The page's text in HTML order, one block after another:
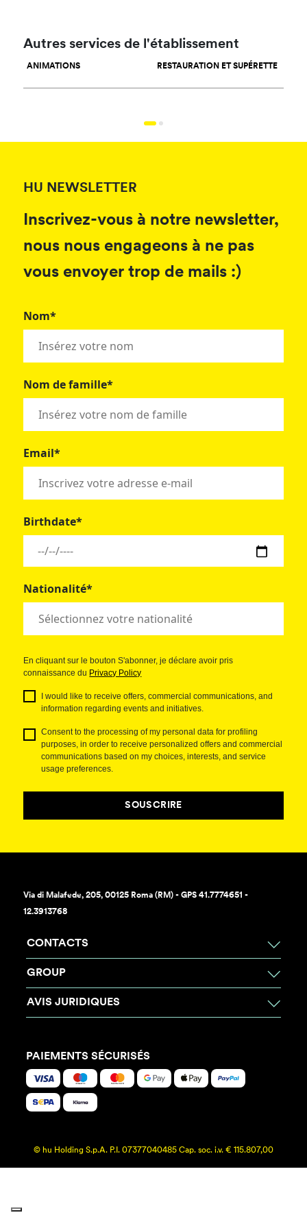
Autres services de l'établissement
ANIMATIONS RESTAURATION ET SUPÉRETTE
HU NEWSLETTER
Inscrivez-vous à notre newsletter,
nous nous engageons à ne pas
vous envoyer trop de mails :)
Nom*
Nom de famille*
Email*
Birthdate*
Nationalité*
En cliquant sur le bouton S'abonner, je déclare avoir pris
connaissance du Privacy Policy
I would like to receive offers, commercial communications, and
information regarding events and initiatives.
Consent to the processing of my personal data for profiling
purposes, in order to receive personalized offers and commercial
communications based on my choices, interests, and service
usage preferences.
SOUSCRIRE
Via di Malafede, 205, 00125 Roma (RM) - GPS 41.7774651 -
12.3913768
CONTACTS
GROUP
AVIS JURIDIQUES
PAIEMENTS SÉCURISÉS
© hu Holding S.p.A. P.I. 07377040485 Cap. soc. i.v. € 115.807,00